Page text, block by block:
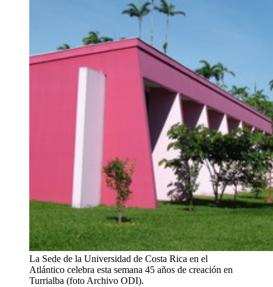
La Sede de la Universidad de Costa Rica en el
Atlántico celebra esta semana 45 años de creación en
Turrialba (foto Archivo ODI).